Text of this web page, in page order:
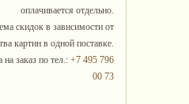
оплачивается отдельно.
скидок в зависимости от
картин в одной поставке.
заказ по тел.: +7 495 796
00 73